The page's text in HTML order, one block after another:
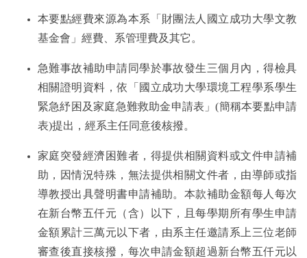
校園事件通報
高中生專區
本要點經費來源為本系「財團法人國立成功大學文教
基金會」經費、系管理費及其它。
急難事故補助申請同學於事故發生三個月內，得檢具
相關證明資料，依「 國立成功大學環境工程學系學生
緊急紓困及家庭急難救助金申請表 」(簡稱本要點申請
表)提出，經系主任同意後核撥。
家庭突發經濟困難者，得提供相關資料或文件申請補
助，因情況特殊，無法提供相關文件者，由導師或指
導教授出具聲明書申請補助。本款補助金額每人每次
在新台幣五仟元（含）以下，且每學期所有學生申請
金額累計三萬元以下者，由系主任邀請系上三位老師
審查後直接核撥，每次申請金額超過新台幣五仟元以